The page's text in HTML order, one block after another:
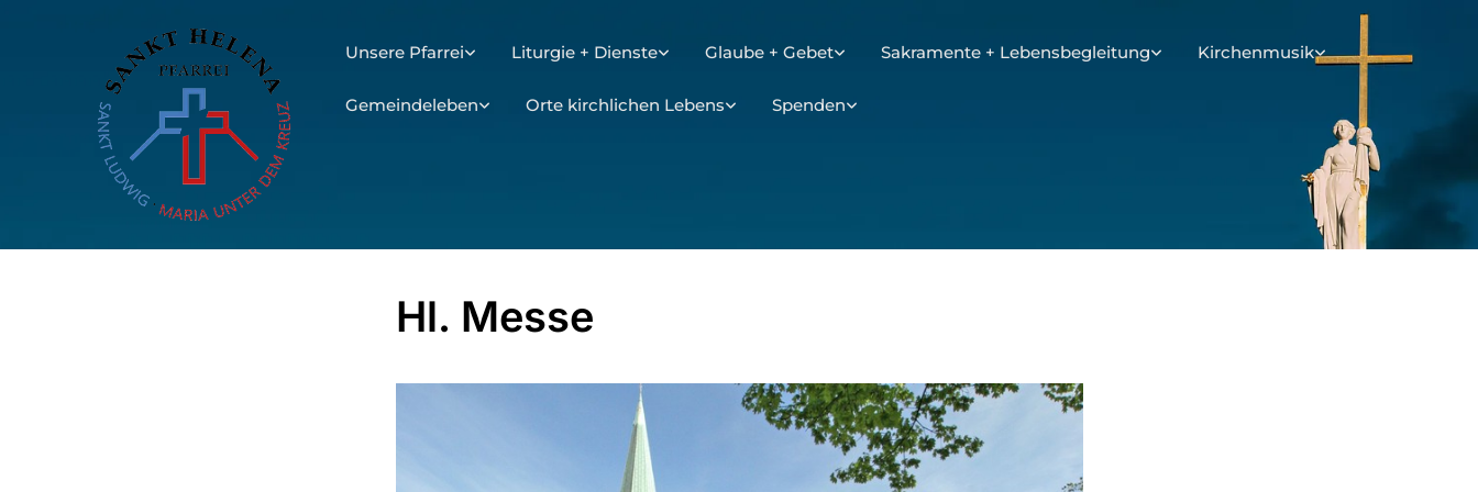
Unsere Pfarrei Liturgie + Dienste Glaube + Gebet Sakramente + Lebensbegleitung Kirchenmusik
Gemeindeleben Orte kirchlichen Lebens Spenden
Hl. Messe